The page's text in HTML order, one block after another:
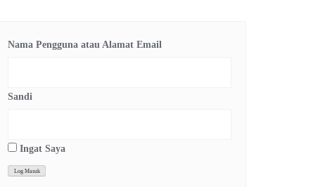
Nama Pengguna atau Alamat Email
Sandi
Ingat Saya